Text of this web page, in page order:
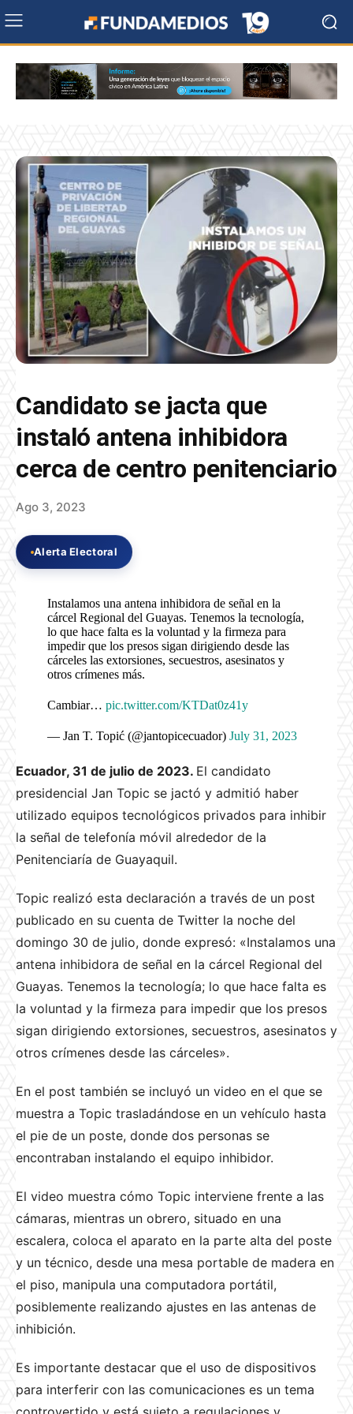
Candidato se jacta que
instaló antena inhibidora
cerca de centro penitenciario
Ago 3, 2023
Alerta Electoral
Instalamos una antena inhibidora de señal en la
cárcel Regional del Guayas. Tenemos la tecnología,
lo que hace falta es la voluntad y la firmeza para
impedir que los presos sigan dirigiendo desde las
cárceles las extorsiones, secuestros, asesinatos y
otros crímenes más.
Cambiar… pic.twitter.com/KTDat0z41y
— Jan T. Topić (@jantopicecuador) July 31, 2023
Ecuador, 31 de julio de 2023. El candidato
presidencial Jan Topic se jactó y admitió haber
utilizado equipos tecnológicos privados para inhibir
la señal de telefonía móvil alrededor de la
Penitenciaría de Guayaquil.
Topic realizó esta declaración a través de un post
publicado en su cuenta de Twitter la noche del
domingo 30 de julio, donde expresó: «Instalamos una
antena inhibidora de señal en la cárcel Regional del
Guayas. Tenemos la tecnología; lo que hace falta es
la voluntad y la firmeza para impedir que los presos
sigan dirigiendo extorsiones, secuestros, asesinatos y
otros crímenes desde las cárceles».
En el post también se incluyó un video en el que se
muestra a Topic trasladándose en un vehículo hasta
el pie de un poste, donde dos personas se
encontraban instalando el equipo inhibidor.
El video muestra cómo Topic interviene frente a las
cámaras, mientras un obrero, situado en una
escalera, coloca el aparato en la parte alta del poste
y un técnico, desde una mesa portable de madera en
el piso, manipula una computadora portátil,
posiblemente realizando ajustes en las antenas de
inhibición.
Es importante destacar que el uso de dispositivos
para interferir con las comunicaciones es un tema